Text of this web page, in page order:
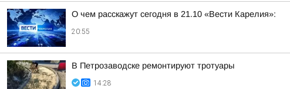
О чем расскажут сегодня в 21.10 «Вести Карелия»:
20:55
В Петрозаводске ремонтируют тротуары
14:28